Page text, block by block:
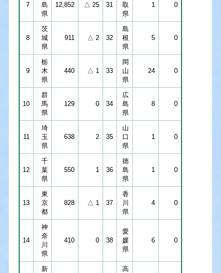
7
島
県
12,852 △ 25 31
取
県
1 0
8
茨
城
県
911 △ 2 32
島
根
県
5 0
9
栃
木
県
440 △ 1 33
岡
山
県
24 0
10
群
馬
県
129 0 34
広
島
県
8 0
11
埼
玉
県
638 2 35
山
口
県
1 0
12
千
葉
県
550 1 36
徳
島
県
1 0
13
東
京
都
828 △ 1 37
香
川
県
4 0
14
神
奈
川
県
410 0 38
愛
媛
県
6 0
新
高